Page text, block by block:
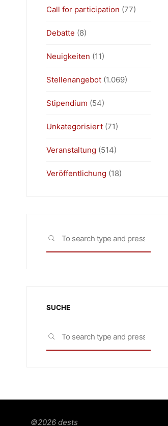
Call for participation (77)
Debatte (8)
Neuigkeiten (11)
Stellenangebot(1.069)
Stipendium (54)
Unkategorisiert(71)
Veranstaltung (514)
Veröffentlichung (18)
SEARCH
SUCHE
SEARCH
©2026 dests